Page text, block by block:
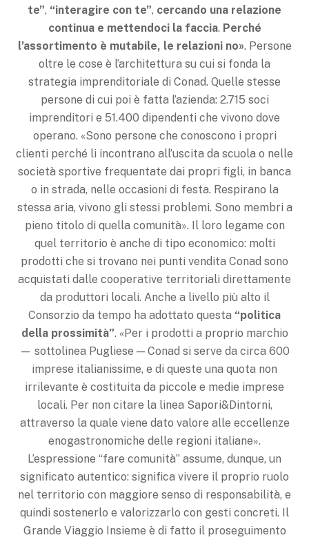
te”, “interagire con te”, cercando una relazione
continua e mettendoci la faccia. Perché
l’assortimento è mutabile, le relazioni no». Persone
oltre le cose è l’architettura su cui si fonda la
strategia imprenditoriale di Conad. Quelle stesse
persone di cui poi è fatta l’azienda: 2.715 soci
imprenditori e 51.400 dipendenti che vivono dove
operano. «Sono persone che conoscono i propri
clienti perché li incontrano all’uscita da scuola o nelle
società sportive frequentate dai propri figli, in banca
o in strada, nelle occasioni di festa. Respirano la
stessa aria, vivono gli stessi problemi. Sono membri a
pieno titolo di quella comunità». Il loro legame con
quel territorio è anche di tipo economico: molti
prodotti che si trovano nei punti vendita Conad sono
acquistati dalle cooperative territoriali direttamente
da produttori locali. Anche a livello più alto il
Consorzio da tempo ha adottato questa “politica
della prossimità”. «Per i prodotti a proprio marchio
— sottolinea Pugliese — Conad si serve da circa 600
imprese italianissime, e di queste una quota non
irrilevante è costituita da piccole e medie imprese
locali. Per non citare la linea Sapori&Dintorni,
attraverso la quale viene dato valore alle eccellenze
enogastronomiche delle regioni italiane».
L’espressione “fare comunità” assume, dunque, un
significato autentico: significa vivere il proprio ruolo
nel territorio con maggiore senso di responsabilità, e
quindi sostenerlo e valorizzarlo con gesti concreti. Il
Grande Viaggio Insieme è di fatto il proseguimento